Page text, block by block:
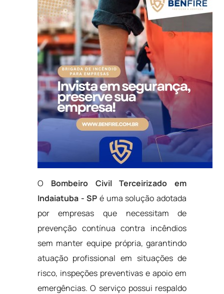
O Bombeiro Civil Terceirizado em
Indaiatuba - SP é uma solução adotada
por empresas que necessitam de
prevenção contínua contra incêndios
sem manter equipe própria, garantindo
atuação profissional em situações de
risco, inspeções preventivas e apoio em
emergências. O serviço possui respaldo